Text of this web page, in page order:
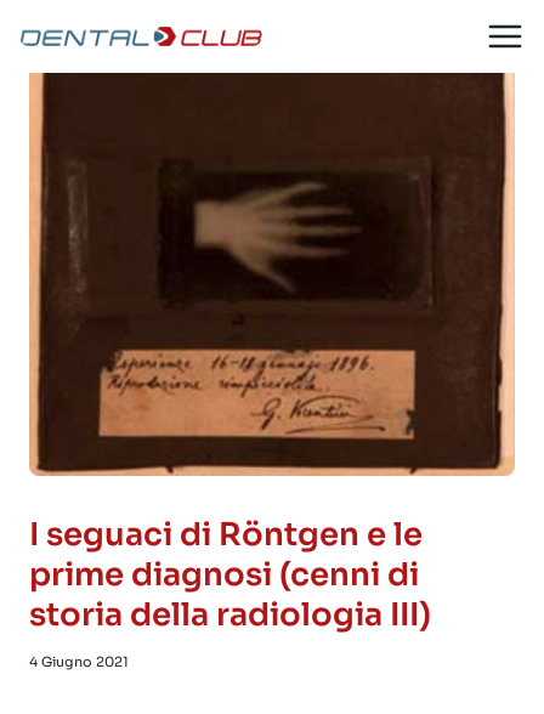
contenuto
I seguaci di Röntgen e le
prime diagnosi (cenni di
storia della radiologia III)
4 Giugno 2021